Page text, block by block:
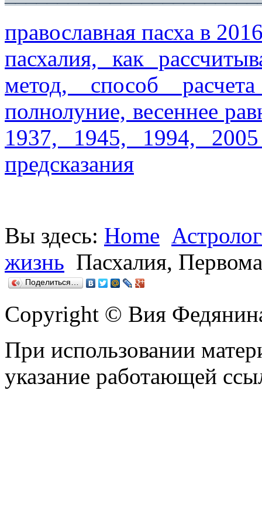
православная пасха в
пасхалия, как
метод, способ
полнолуние, весеннее
1937, 1945, 1994,
предсказания
Вы здесь: Home
жизнь Пасхалия,
Поделиться…
Copyright © Вия
При использовании
указание работающей